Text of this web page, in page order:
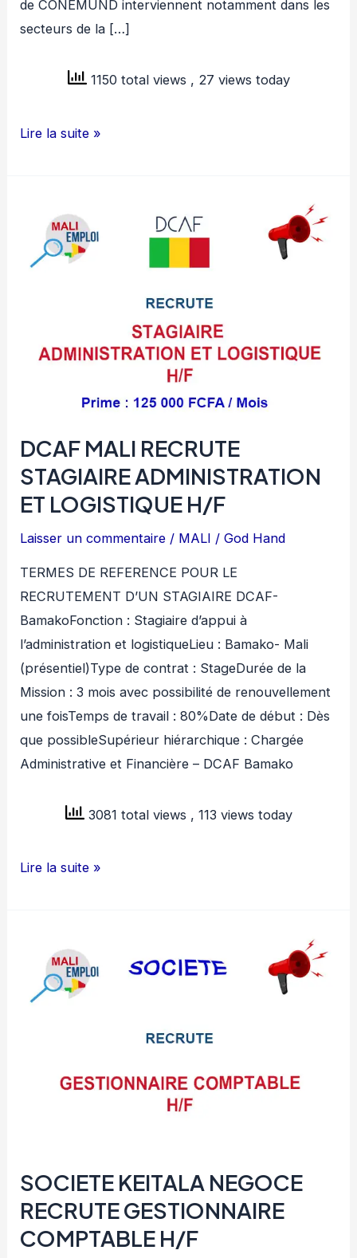
de CONEMUND interviennent notamment dans les
secteurs de la […]
1150 total views , 27 views today
CONEMUND
FINANCIER
Lire la suite »
DCAF MALI RECRUTE
STAGIAIRE ADMINISTRATION
ET LOGISTIQUE H/F
Laisser un commentaire / MALI /God Hand
TERMES DE REFERENCE POUR LE
RECRUTEMENT D’UN STAGIAIRE DCAF-
BamakoFonction : Stagiaire d’appui à
l’administration et logistiqueLieu : Bamako- Mali
(présentiel)Type de contrat : StageDurée de la
Mission : 3 mois avec possibilité de renouvellement
une foisTemps de travail : 80%Date de début : Dès
que possibleSupérieur hiérarchique : Chargée
Administrative et Financière – DCAF Bamako
3081 total views , 113 views today
DCAF
ADMINISTRATION
Lire la suite »
SOCIETE KEITALA NEGOCE
RECRUTE GESTIONNAIRE
COMPTABLE H/F